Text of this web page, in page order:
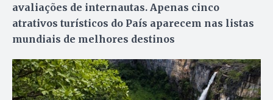
avaliações de internautas. Apenas cinco
atrativos turísticos do País aparecem nas listas
mundiais de melhores destinos